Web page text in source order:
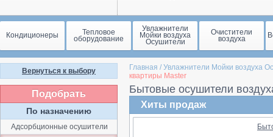
Кондиционеры Тепловое
оборудование
Увлажнители
Мойки воздуха
Осушители
Очистители
воздуха
Главная / Увлажнители Мойки воздуха
квартиры Master
Бытовые осушители
Хиты продаж
Вернуться к выбору
Подобрать
По назначению
Адсорбционные осушители